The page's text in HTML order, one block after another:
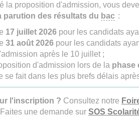
la proposition d'admission, vous
parution des résultats du bac :
17 juillet 2026 pour les candidats
31 août 2026pour les candidats
après le 10 juillet ;
d'admission lors de la phase
se fait dans les plus brefs délais
l'inscription ? Consultez notre
Faites une demande sur SOS